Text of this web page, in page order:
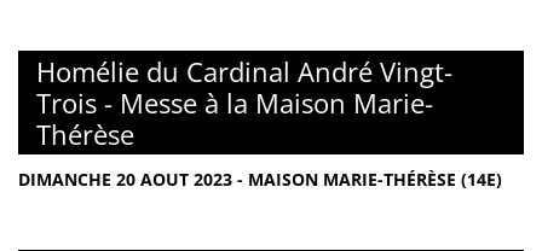
Homélie du Cardinal André Vingt-
Trois - Messe à la Maison Marie-
Thérèse
DIMANCHE 20 AOUT 2023 - MAISON MARIE-THÉRÈSE (14E)